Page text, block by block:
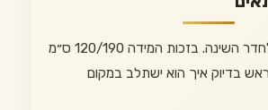
המוצר מתאים לחדר השינה. בזכות המידה 120/190 ס״מ
בדיוק איך הוא ישתלב במקום